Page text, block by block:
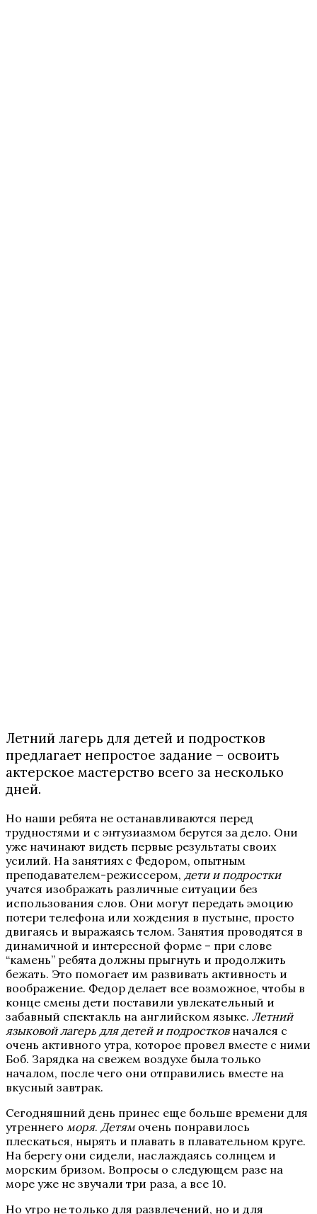
Летний лагерь для детей и подростков
предлагает непростое задание – освоить
актерское мастерство всего за несколько
дней.
Но наши ребята не останавливаются перед
трудностями и с энтузиазмом берутся за дело. Они
уже начинают видеть первые результаты своих
усилий. На занятиях с Федором, опытным
преподавателем-режиссером, дети и подростки
учатся изображать различные ситуации без
использования слов. Они могут передать эмоцию
потери телефона или хождения в пустыне, просто
двигаясь и выражаясь телом. Занятия проводятся в
динамичной и интересной форме – при слове
“камень” ребята должны прыгнуть и продолжить
бежать. Это помогает им развивать активность и
воображение. Федор делает все возможное, чтобы в
конце смены дети поставили увлекательный и
забавный спектакль на английском языке. Летний
языковой лагерь для детей и подростковначался с
очень активного утра, которое провел вместе с ними
Боб. Зарядка на свежем воздухе была только
началом, после чего они отправились вместе на
вкусный завтрак.
Сегодняшний день принес еще больше времени для
утреннего моря. Детямочень понравилось
плескаться, нырять и плавать в плавательном круге.
На берегу они сидели, наслаждаясь солнцем и
морским бризом. Вопросы о следующем разе на
море уже не звучали три раза, а все 10.
Но утро не только для развлечений, но и для